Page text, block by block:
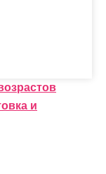
и